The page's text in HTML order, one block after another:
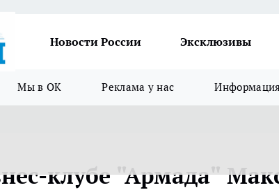
Новости России Эксклюзивы
Мы в ОК Реклама у нас
клубе "Армада"